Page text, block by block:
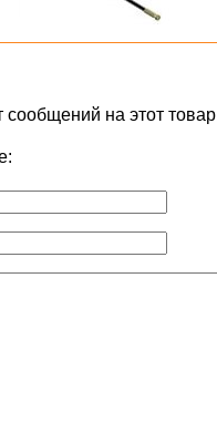
сообщений на этот товар